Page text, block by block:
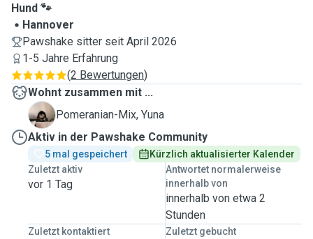
Hund 🐾
Hannover
Pawshake sitter seit April 2026
1-5 Jahre Erfahrung
(2 Bewertungen)
Wohnt zusammen mit ...
Y
Pomeranian-Mix, Yuna
Aktiv in der Pawshake Community
5 mal gespeichert
Kürzlich aktualisierter Kalender
Zuletzt aktiv
vor 1 Tag
Antwortet normalerweise
innerhalb von
innerhalb von etwa 2
Stunden
Zuletzt kontaktiert Zuletzt gebucht